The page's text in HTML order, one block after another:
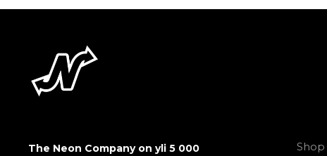
The Neon Company on yli 5 000
Shop